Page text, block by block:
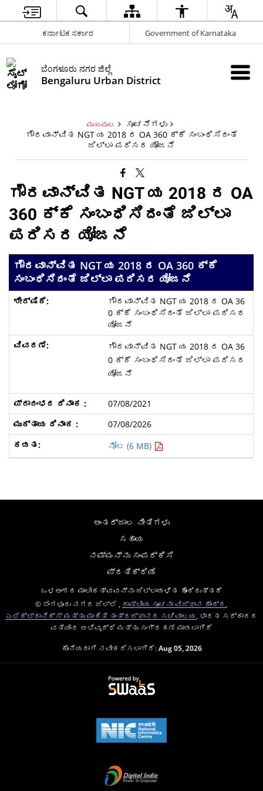
ಕರ್ನಾಟಕ ಸರ್ಕಾರ Government of Karnataka
ಬೆಂಗಳೂರು ನಗರ ಜಿಲ್ಲೆ
Bengaluru Urban District
ಮುಖಪುಟ
ಸೂಚನೆಗಳು
ಗೌರವಾನ್ವಿತ NGT ಯ 2018 ರ OA 360 ಕ್ಕೆ ಸಂಬಂಧಿಸಿದಂತೆ
ಜಿಲ್ಲಾ ಪರಿಸರ ಯೋಜನೆ
ಗೌರವಾನ್ವಿತ NGT ಯ 2018 ರ OA
360 ಕ್ಕೆ ಸಂಬಂಧಿಸಿದಂತೆ ಜಿಲ್ಲಾ
ಪರಿಸರ ಯೋಜನೆ
ಗೌರವಾನ್ವಿತ NGT ಯ 2018 ರ OA 360 ಕ್ಕೆ
ಸಂಬಂಧಿಸಿದಂತೆ ಜಿಲ್ಲಾ ಪರಿಸರ ಯೋಜನೆ
ಗೌರವಾನ್ವಿತ NGT ಯ 2018 ರ OA 36
0 ಕ್ಕೆ ಸಂಬಂಧಿಸಿದಂತೆ ಜಿಲ್ಲಾ ಪರಿಸರ
ಯೋಜನೆ
ಗೌರವಾನ್ವಿತ NGT ಯ 2018 ರ OA 36
0 ಕ್ಕೆ ಸಂಬಂಧಿಸಿದಂತೆ ಜಿಲ್ಲಾ ಪರಿಸರ
ಯೋಜನೆ
07/08/2021
07/08/2026
ನೋಟ (6 MB)
ಅಂತರ್ಜಾಲ ನೀತಿಗಳು
ಸಹಾಯ
ನಮ್ಮನ್ನು ಸಂಪರ್ಕಿಸಿ
ಪ್ರತಿಕ್ರಿಯೆ
ಒಳಅಂಶದ ಮಾಲೀಕತ್ವವನ್ನು ಜಿಲ್ಲಾಡಳಿತ ಹೊಂದಿರುತ್ತದೆ
© ಬೆಂಗಳೂರು ನಗರ ಜಿಲ್ಲೆ ,
ರಾಷ್ಟೀಯ ಸೂಚನಾ ವಿಜ್ಞಾನ ಕೇಂದ್ರ
ಎಲೆಕ್ಟ್ರಾನಿಕ್ಸ್ ಮತ್ತು ಮಾಹಿತಿ ತಂತ್ರಜ್ಞಾನದ ಸಚಿವಾಲಯ , ಭಾರತ ಸರ್ಕಾರದ
ವತಿಯಿಂದ ಅಭಿವೃದ್ಧಿ ಮತ್ತು ಸಂಗ್ರಹಣೆ ಮಾಡಲಾಗಿದೆ
ಕೊನೆಯದಾಗಿ ನವೀಕರಿಸಲಾಗಿದೆ:Aug 05, 2026